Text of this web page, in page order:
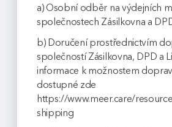
a) Osobní odběr na výdejních
společnostech Zásilkovna a
b) Doručení prostřednictvím
společností Zásilkovna, DPD a
informace k možnostem
dostupné zde
https://www.meer.care/
shipping